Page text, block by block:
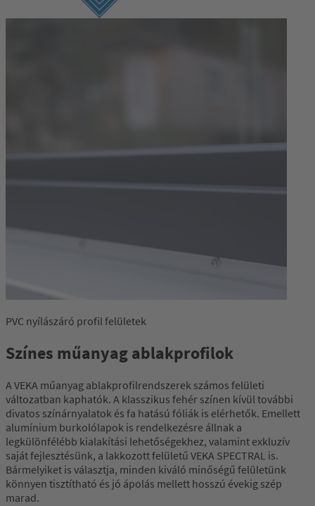
PVC nyílászáró profil felületek
Színes műanyag ablakprofilok
A VEKA műanyag ablakprofilrendszerek számos felületi
változatban kaphatók. A klasszikus fehér színen kívül további
divatos színárnyalatok és fa hatású fóliák is elérhetők. Emellett
alumínium burkolólapok is rendelkezésre állnak a
legkülönfélébb kialakítási lehetőségekhez, valamint exkluzív
saját fejlesztésünk, a lakkozott felületű VEKA SPECTRAL is.
Bármelyiket is választja, minden kiváló minőségű felületünk
könnyen tisztítható és jó ápolás mellett hosszú évekig szép
marad.